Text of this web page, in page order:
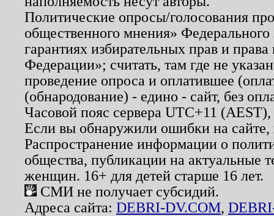
Политические опросы/голосования
общественного мнения»
гарантиях избирательных прав и
Федерации»; считать, там где не
проведение опроса и оплатившее
(обнародование) - едино - сайт, без
Часовой пояс сервера UTC+11
Если вы обнаружили ошибки на
Распространение информации о
общества, публикации на актуальные
женщин. 16+ для детей старше 16 лет.
СМИ не получает субсидий.
Адреса сайта: DEBRI-DV.COM,